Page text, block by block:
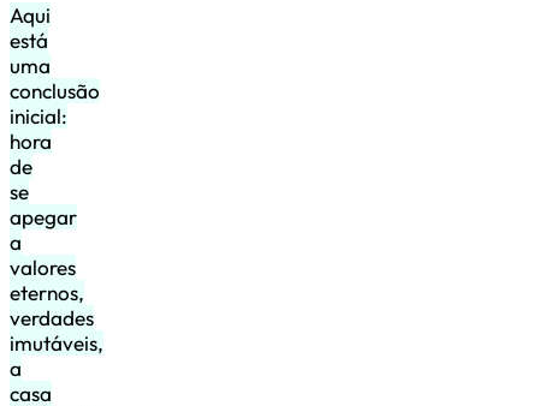
Aqui
está
uma
conclusão
inicial:
hora
de
se
apegar
a
valores
eternos,
verdades
imutáveis,
a
casa